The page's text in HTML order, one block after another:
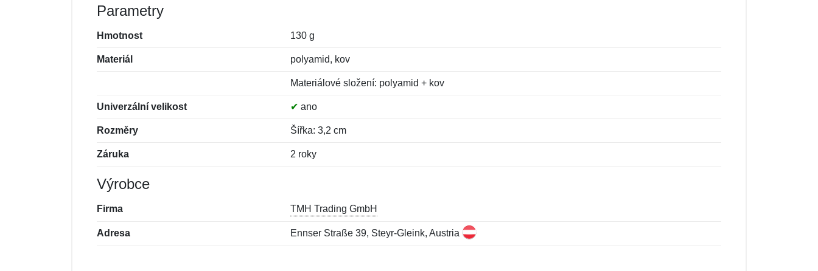
Parametry
Hmotnost 130 g
Materiál polyamid, kov
Materiálové složení: polyamid + kov
Univerzální velikost ✔ ano
Rozměry Šířka: 3,2 cm
Záruka 2 roky
Výrobce
Firma TMH Trading GmbH
Adresa Ennser Straße 39, Steyr-Gleink, Austria